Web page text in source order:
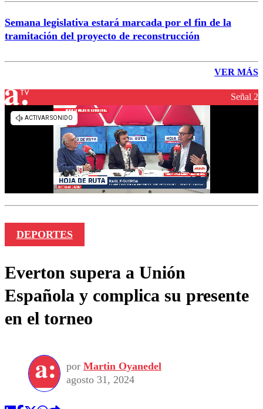
Semana legislativa estará marcada por el fin de la
tramitación del proyecto de reconstrucción
VER MÁS
Señal 2
DEPORTES
Everton supera a Unión
Española y complica su presente
en el torneo
por Martin Oyanedel
agosto 31, 2024